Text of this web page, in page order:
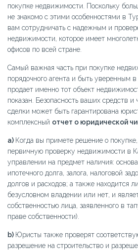
покупке недвижимости. Поскольку
не знакомо с этими особенностями в
вам сотрудничать с надежным и
недвижимости, которое имеет
офисов по всей стране.
Самый важная часть при покупке
порядочного агента и быть уверенным
продает именно тот объект
показан. Безопасность ваших средств и
сделки может быть гарантирована
комплексный отчет о юридической
а) Когда вы примете решение о
первичную проверку недвижимости в
управлении на предмет наличия:
ипотечного долга, залога, налоговой
долгов и расходов; а также находится
безусловном владении или нет, и
собственностью лица, заявленного в
праве собственности).
b) Юристы также проверят
разрешение на строительство и